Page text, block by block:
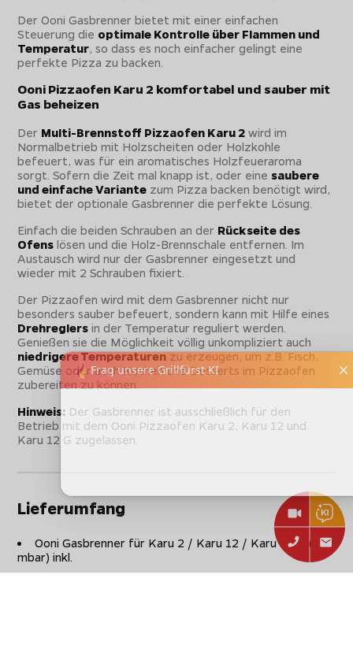
Der Ooni Gasbrenner bietet mit einer einfachen
Steuerung die optimale Kontrolle über Flammen und
Temperatur, so dass es noch einfacher gelingt eine
perfekte Pizza zu backen.
Ooni Pizzaofen Karu 2 komfortabel und sauber mit
Gas beheizen
Der Multi-Brennstoff Pizzaofen Karu 2 wird im
Normalbetrieb mit Holzscheiten oder Holzkohle
befeuert, was für ein aromatisches Holzfeueraroma
sorgt. Sofern die Zeit mal knapp ist, oder eine saubere
und einfache Variante zum Pizza backen benötigt wird,
bietet der optionale Gasbrenner die perfekte Lösung.
Einfach die beiden Schrauben an der Rückseite des
Ofens lösen und die Holz-Brennschale entfernen. Im
Austausch wird nur der Gasbrenner eingesetzt und
wieder mit 2 Schrauben fixiert.
Der Pizzaofen wird mit dem Gasbrenner nicht nur
besonders sauber befeuert, sondern kann mit Hilfe eines
Drehreglers in der Temperatur reguliert werden.
Genießen sie die Möglichkeit völlig unkompliziert auch
niedrigere Temperaturenzu erzeugen, um z.B. Fisch,
Gemüse oder auch Kuchen und Desserts im Pizzaofen
zubereiten zu können.
Hinweis: Der Gasbrenner ist ausschließlich für den
Betrieb mit dem Ooni Pizzaofen Karu 2, Karu 12 und
Karu 12 G zugelassen.
Lieferumfang
Ooni Gasbrenner für Karu 2 / Karu 12 / Karu 12 G (50
mbar) inkl.